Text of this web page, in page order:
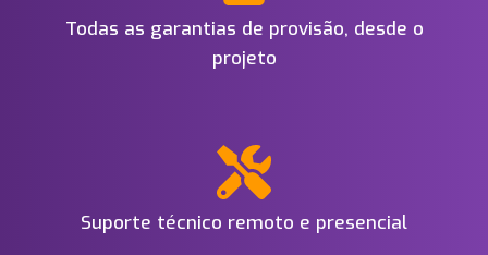
Todas as garantias de provisão, desde o
projeto
Suporte técnico remoto e presencial